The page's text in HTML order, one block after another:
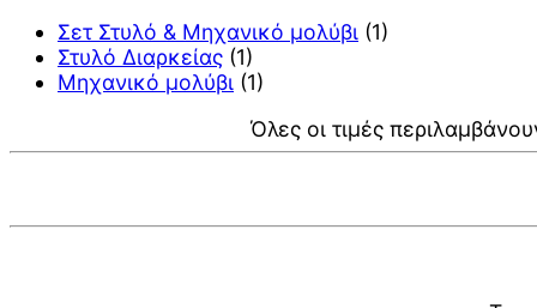
Σετ Στυλό & Μηχανικό μολύβι (1)
Στυλό Διαρκείας (1)
Μηχανικό μολύβι (1)
Όλες οι τιμές